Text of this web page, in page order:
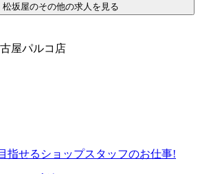
松坂屋のその他の求人を見る
屋パルコ店
指せるショップスタッフのお仕事!